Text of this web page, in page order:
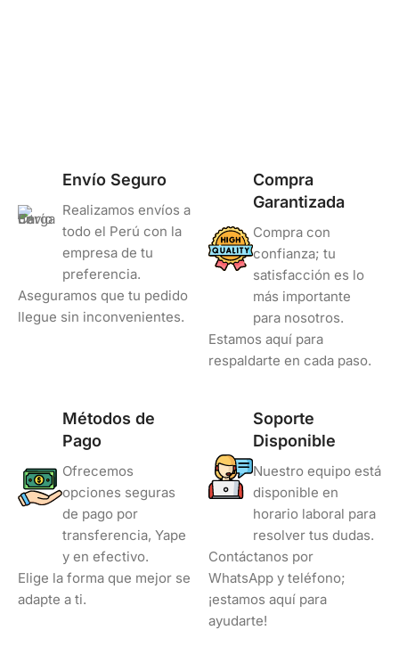
Envío Seguro
Realizamos envíos a
todo el Perú con la
empresa de tu
preferencia.
Aseguramos que tu pedido
llegue sin inconvenientes.
Compra
Garantizada
Compra con
confianza; tu
satisfacción es lo
más importante
para nosotros.
Estamos aquí para
respaldarte en cada paso.
Métodos de
Pago
Ofrecemos
opciones seguras
de pago por
transferencia, Yape
y en efectivo.
Elige la forma que mejor se
adapte a ti.
Soporte
Disponible
Nuestro equipo está
disponible en
horario laboral para
resolver tus dudas.
Contáctanos por
WhatsApp y teléfono;
¡estamos aquí para
ayudarte!